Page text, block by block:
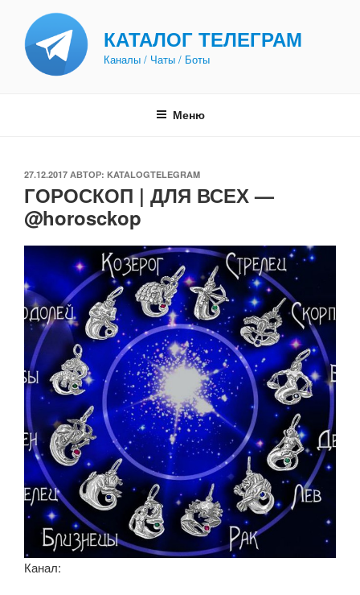
содержимому
КАТАЛОГ ТЕЛЕГРАМ
Каналы / Чаты / Боты
Меню
ОПУБЛИКОВАНО
27.12.2017 АВТОР: KATALOGTELEGRAM
ГОРОСКОП | ДЛЯ ВСЕХ —
@horosckop
Канал: